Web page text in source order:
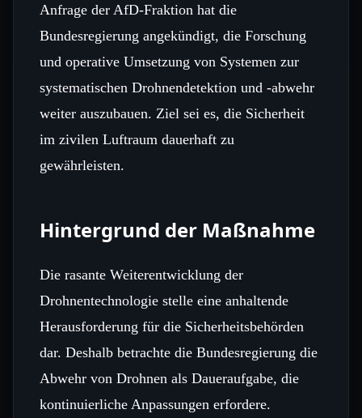
Anfrage der AfD-Fraktion hat die
Bundesregierung angekündigt, die Forschung
und operative Umsetzung von Systemen zur
systematischen Drohnendetektion und -abwehr
weiter auszubauen. Ziel sei es, die Sicherheit
im zivilen Luftraum dauerhaft zu
gewährleisten.
Hintergrund der Maßnahme
Die rasante Weiterentwicklung der
Drohnentechnologie stelle eine anhaltende
Herausforderung für die Sicherheitsbehörden
dar. Deshalb betrachte die Bundesregierung die
Abwehr von Drohnen als Daueraufgabe, die
kontinuierliche Anpassungen erfordere.